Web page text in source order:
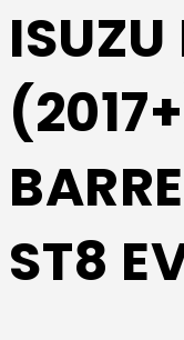
ST8